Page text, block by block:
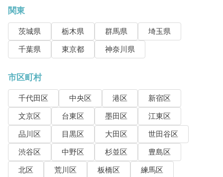
関東
茨城県 栃木県 群馬県
埼玉県
千葉県
東京都 神奈川県
市区町村
千代田区 中央区 港区
新宿区
文京区
台東区 墨田区
江東区
品川区
目黒区 大田区
世田谷区
渋谷区
中野区 杉並区
豊島区
北区
荒川区 板橋区
練馬区